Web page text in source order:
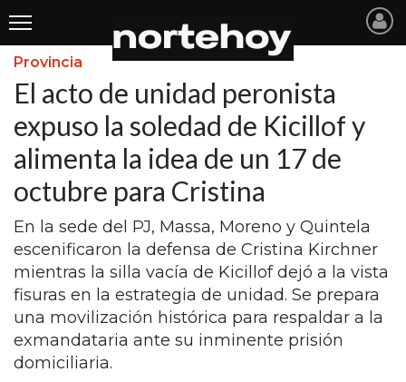
Últimas
Noticias
INICIO
NOTICIAS RECIENTES
SAN NICOLAS
RAMALLO
SAN PEDRO
PROVINCIA
PAIS
Provincia
El acto de unidad peronista
expuso la soledad de Kicillof y
alimenta la idea de un 17 de
octubre para Cristina
En la sede del PJ, Massa, Moreno y Quintela
escenificaron la defensa de Cristina Kirchner
mientras la silla vacía de Kicillof dejó a la vista
fisuras en la estrategia de unidad. Se prepara
una movilización histórica para respaldar a la
exmandataria ante su inminente prisión
domiciliaria.